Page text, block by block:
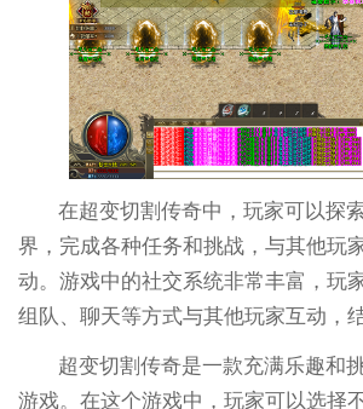
在超变切割传奇中，玩家可以探
界，完成各种任务和挑战，与其他玩
动。游戏中的社交系统非常丰富，玩
组队、聊天等方式与其他玩家互动，
超变切割传奇是一款充满乐趣和
游戏。在这个游戏中，玩家可以选择